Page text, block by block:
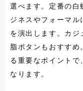
選べます。定番の
ジネスやフォーマ
を演出します。カ
脂ボタンもおすす
る重要なポイント
なります。